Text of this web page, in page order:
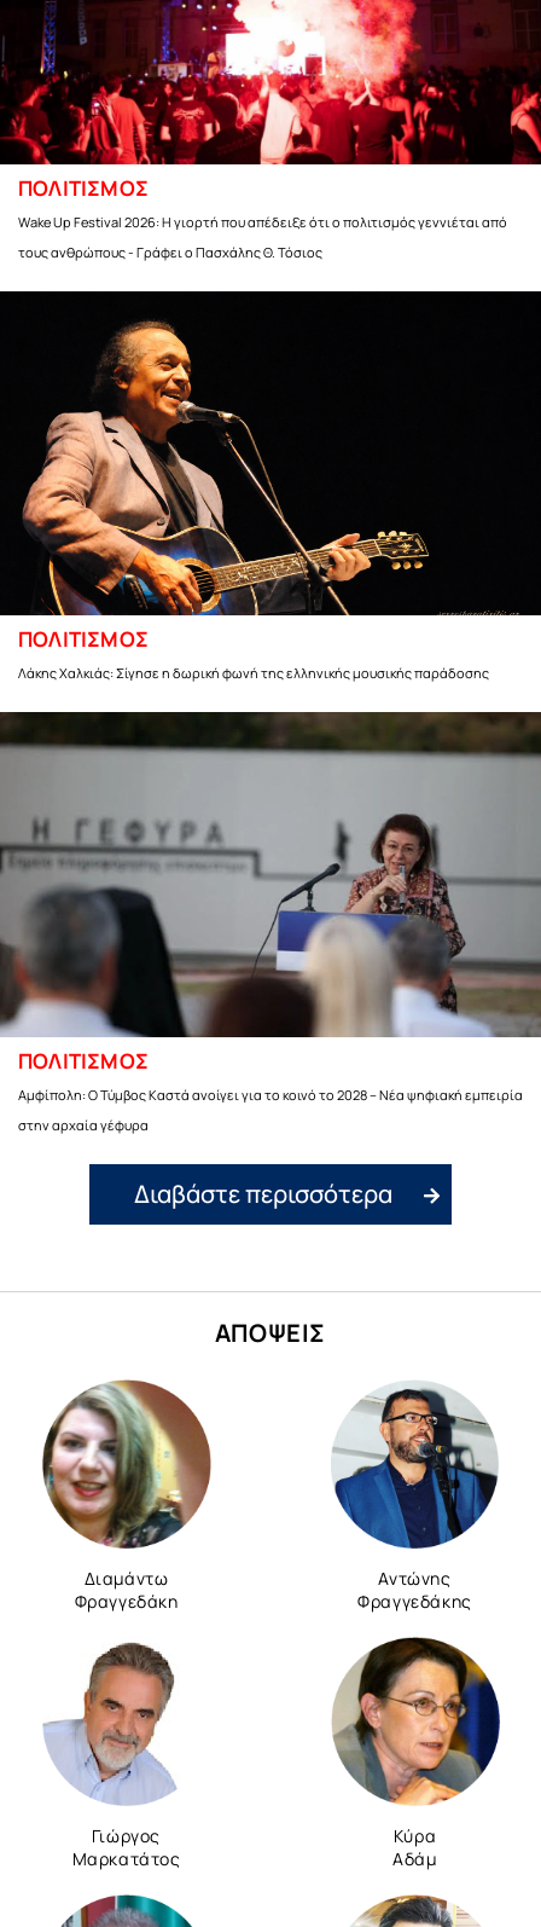
ΠΟΛΙΤΙΣΜΟΣ
Wake Up Festival 2026: Η γιορτή που απέδειξε ότι ο πολιτισμός γεννιέται από
τους ανθρώπους - Γράφει ο Πασχάλης Θ. Τόσιος
ΠΟΛΙΤΙΣΜΟΣ
Λάκης Χαλκιάς: Σίγησε η δωρική φωνή της ελληνικής μουσικής παράδοσης
ΠΟΛΙΤΙΣΜΟΣ
Αμφίπολη: Ο Τύμβος Καστά ανοίγει για το κοινό το 2028 – Νέα ψηφιακή εμπειρία
στην αρχαία γέφυρα
Διαβάστε περισσότερα
ΑΠΟΨΕΙΣ
Διαμάντω
Φραγγεδάκη
Αντώνης
Φραγγεδάκης
Γιώργος
Μαρκατάτος
Κύρα
Αδάμ